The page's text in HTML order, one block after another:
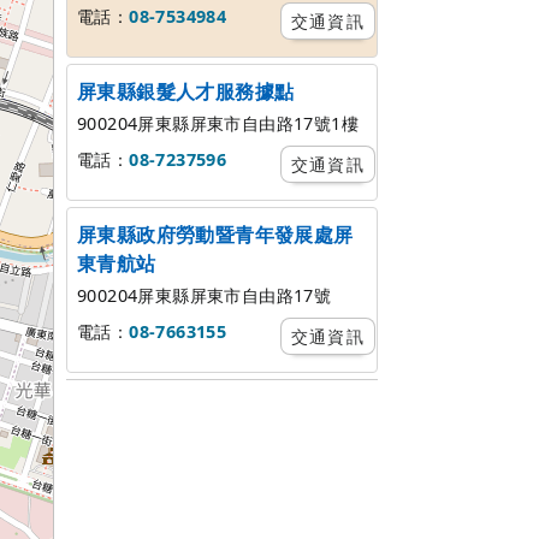
電話：08-7534984 交通資訊
屏東縣銀髮人才服務據點
900204屏東縣屏東市自由路17號1樓
電話：08-7237596 交通資訊
屏東縣政府勞動暨青年發展處屏
東青航站
900204屏東縣屏東市自由路17號
電話：08-7663155 交通資訊